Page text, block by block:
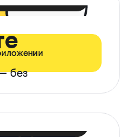
без